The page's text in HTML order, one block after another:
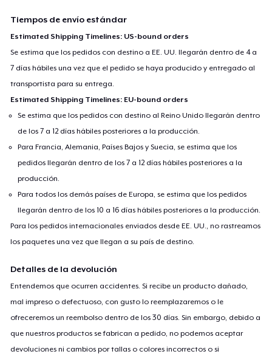
Tiempos de envío estándar
Estimated Shipping Timelines: US-bound orders
Se estima que los pedidos con destino a EE. UU. llegarán dentro de 4 a
7 días hábiles una vez que el pedido se haya producido y entregado al
transportista para su entrega.
Estimated Shipping Timelines: EU-bound orders
Se estima que los pedidos con destino al Reino Unido llegarán dentro
de los 7 a 12 días hábiles posteriores a la producción.
Para Francia, Alemania, Países Bajos y Suecia, se estima que los
pedidos llegarán dentro de los 7 a 12 días hábiles posteriores a la
producción.
Para todos los demás países de Europa, se estima que los pedidos
llegarán dentro de los 10 a 16 días hábiles posteriores a la producción.
Para los pedidos internacionales enviados desde EE. UU., no rastreamos
los paquetes una vez que llegan a su país de destino.
Detalles de la devolución
Entendemos que ocurren accidentes. Si recibe un producto dañado,
mal impreso o defectuoso, con gusto lo reemplazaremos o le
ofreceremos un reembolso dentro de los 30 días. Sin embargo, debido a
que nuestros productos se fabrican a pedido, no podemos aceptar
devoluciones ni cambios por tallas o colores incorrectos o si